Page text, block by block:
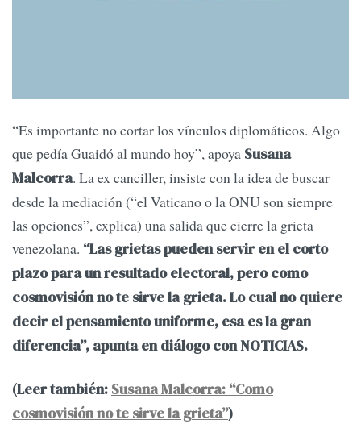
“Es importante no cortar los vínculos diplomáticos. Algo
que pedía Guaidó al mundo hoy”, apoya Susana
Malcorra. La ex canciller, insiste con la idea de buscar
desde la mediación (“el Vaticano o la ONU son siempre
las opciones”, explica) una salida que cierre la grieta
venezolana. “Las grietas pueden servir en el corto
plazo para un resultado electoral, pero como
cosmovisión no te sirve la grieta. Lo cual no quiere
decir el pensamiento uniforme, esa es la gran
diferencia”, apunta en diálogo con NOTICIAS.
(Leer también: Susana Malcorra: “Como
cosmovisión no te sirve la grieta”)